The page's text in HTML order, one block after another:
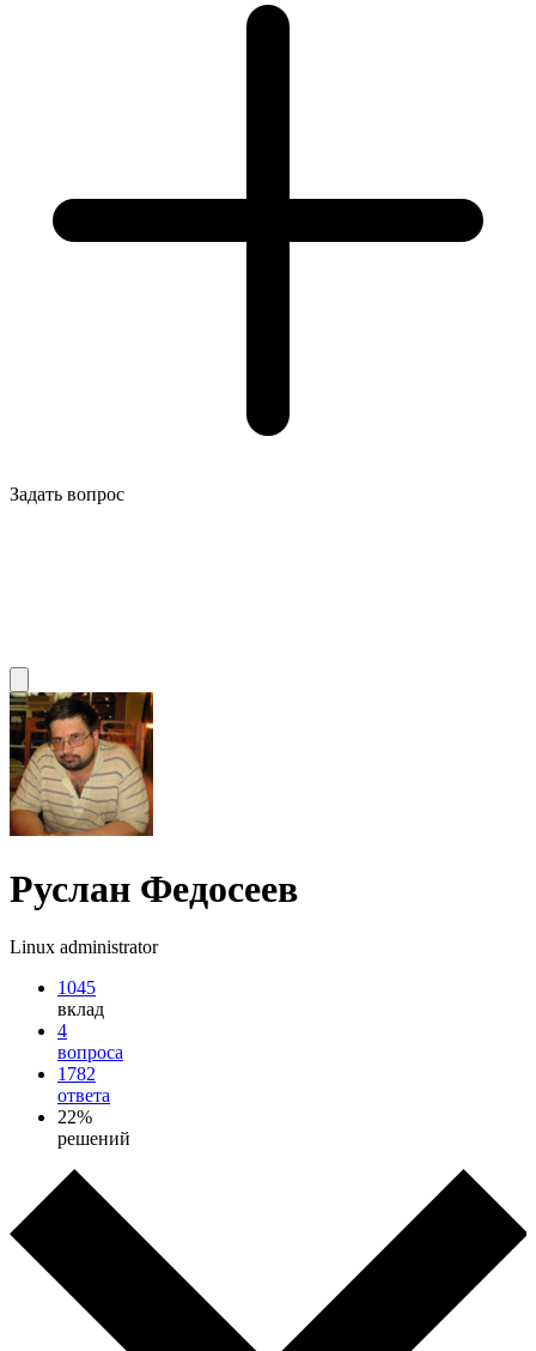
Задать вопрос
Руслан Федосеев
Linux administrator
1045
вклад
4
вопроса
1782
ответа
22%
решений